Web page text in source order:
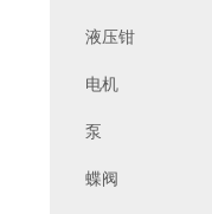
液压钳
电机
泵
蝶阀